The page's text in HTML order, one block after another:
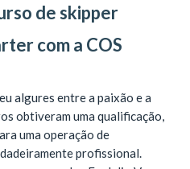
de skipper
com a COS
algures entre a paixão e a
obtiveram uma qualificação,
uma operação de
profissional.